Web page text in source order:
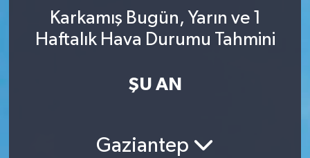
Karkamış Bugün, Yarın ve 1
Haftalık Hava Durumu Tahmini
ŞU AN
Gaziantep
YAŞAM